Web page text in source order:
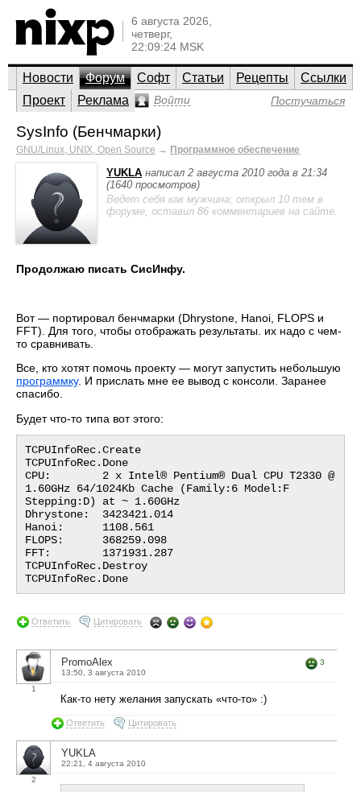
6 августа 2026,
четверг,
22:09:24 MSK
Новости Форум Софт Статьи Рецепты
Ссылки
Проект
Реклама Войти Постучаться
SysInfo (Бенчмарки)
GNU/Linux, UNIX, Open Source → Программное обеспечение
YUKLA написал 2 августа 2010 года в 21:34
(1640 просмотров)
Ведет себя как мужчина; открыл 10 тем в
форуме, оставил 86 комментариев на сайте.
Продолжаю писать СисИнфу.
Вот — портировал бенчмарки (Dhrystone, Hanoi, FLOPS и
FFT). Для того, чтобы отображать результаты. их надо с чем-
то сравнивать.
Все, кто хотят помочь проекту — могут запустить небольшую
программку. И прислать мне ее вывод с консоли. Заранее
спасибо.
Будет что-то типа вот этого:
TCPUInfoRec.Create
TCPUInfoRec.Done
CPU:        2 x Intel® Pentium® Dual CPU T2330 @
1.60GHz 64/1024Kb Cache (Family:6 Model:F
Stepping:D) at ~ 1.60GHz
Dhrystone:  3423421.014
Hanoi:      1108.561
FLOPS:      368259.098
FFT:        1371931.287
TCPUInfoRec.Destroy
Ответить Цитировать
1
PromoAlex
13:50, 3 августа 2010
3
Как-то нету желания запускать «что-то» :)
Ответить Цитировать
2
YUKLA
22:21, 4 августа 2010